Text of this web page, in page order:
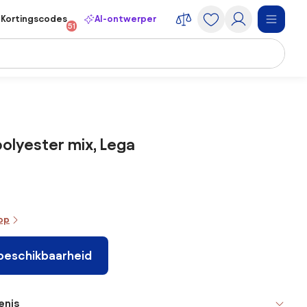
Kortingscodes
51
AI-ontwerper
mix, Lega